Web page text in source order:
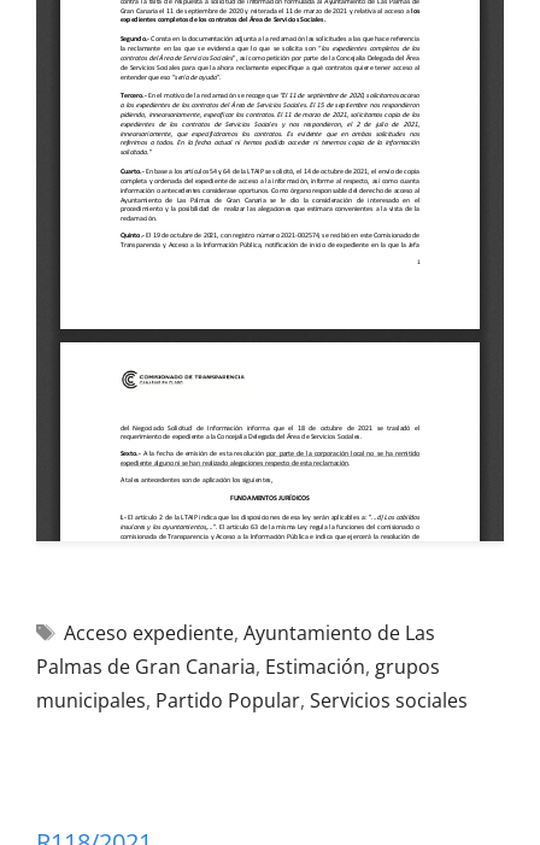
Acceso expediente, Ayuntamiento de Las
Palmas de Gran Canaria, Estimación, grupos
municipales, Partido Popular, Servicios sociales